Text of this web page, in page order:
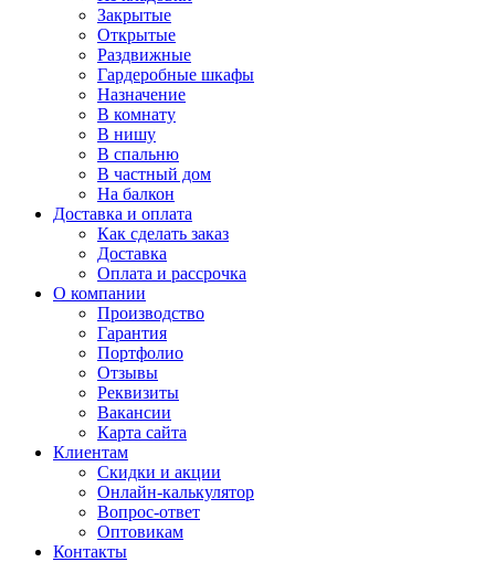
Закрытые
Открытые
Раздвижные
Гардеробные шкафы
Назначение
В комнату
В нишу
В спальню
В частный дом
На балкон
Доставка и оплата
Как сделать заказ
Доставка
Оплата и рассрочка
О компании
Производство
Гарантия
Портфолио
Отзывы
Реквизиты
Вакансии
Карта сайта
Клиентам
Скидки и акции
Онлайн-калькулятор
Вопрос-ответ
Оптовикам
Контакты